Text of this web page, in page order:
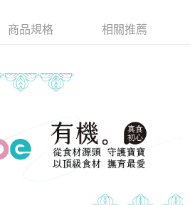
有限公司」（以下簡稱本公司）所提供，讓
分期」之契約關係目的，商店將以您的個人
提供予台灣大哥大進項蒐集、處理及利用，
所需資料之確認、核對及更正。
下連結：
https://oppay.tw/userRule
享後付」後，將跳轉至「AFTEE先享後付」
，點擊此簡訊中的連結，可透過四大超商／
行付款，方視為交易完成。
取消之訂單仍視為有效，需透過AFTEE先享
享後付 」之結帳頁面顯示為準，若有關於
退款等相關疑問，請聯繫「AFTEE先享後付
support/home
司提供之「AFTEE先享後付」服務完成之交
含以上)免運費
商品規格 相關推薦